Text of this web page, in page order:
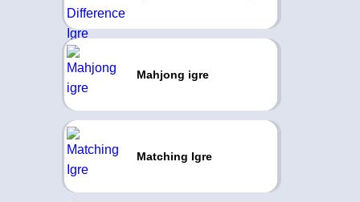
Mahjong igre
Matching Igre